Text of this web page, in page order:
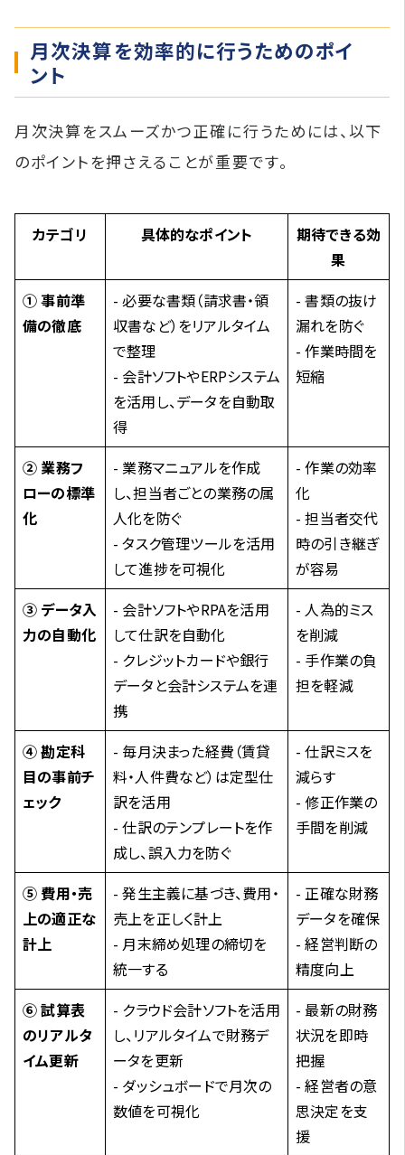
月次決算を効率的に行うためのポイ
ント
月次決算をスムーズかつ正確に行うためには、以下
のポイントを押さえることが重要です。
カテゴリ 具体的なポイント
期待できる効
果
① 事前準
備の徹底
- 必要な書類（請求書・領
収書など）をリアルタイム
で整理
- 会計ソフトやERPシステム
を活用し、データを自動取
得
- 書類の抜け
漏れを防ぐ
- 作業時間を
短縮
② 業務フ
ローの標準
化
- 業務マニュアルを作成
し、担当者ごとの業務の属
人化を防ぐ
- タスク管理ツールを活用
して進捗を可視化
- 作業の効率
化
- 担当者交代
時の引き継ぎ
が容易
③ データ入
力の自動化
- 会計ソフトやRPAを活用
して仕訳を自動化
- クレジットカードや銀行
データと会計システムを連
携
- 人為的ミス
を削減
- 手作業の負
担を軽減
④ 勘定科
目の事前チ
ェック
- 毎月決まった経費（賃貸
料・人件費など）は定型仕
訳を活用
- 仕訳のテンプレートを作
成し、誤入力を防ぐ
- 仕訳ミスを
減らす
- 修正作業の
手間を削減
⑤ 費用・売
上の適正な
計上
- 発生主義に基づき、費用・
売上を正しく計上
- 月末締め処理の締切を
統一する
- 正確な財務
データを確保
- 経営判断の
精度向上
⑥ 試算表
のリアルタ
イム更新
- クラウド会計ソフトを活用
し、リアルタイムで財務デ
ータを更新
- ダッシュボードで月次の
数値を可視化
- 最新の財務
状況を即時
把握
- 経営者の意
思決定を支
援